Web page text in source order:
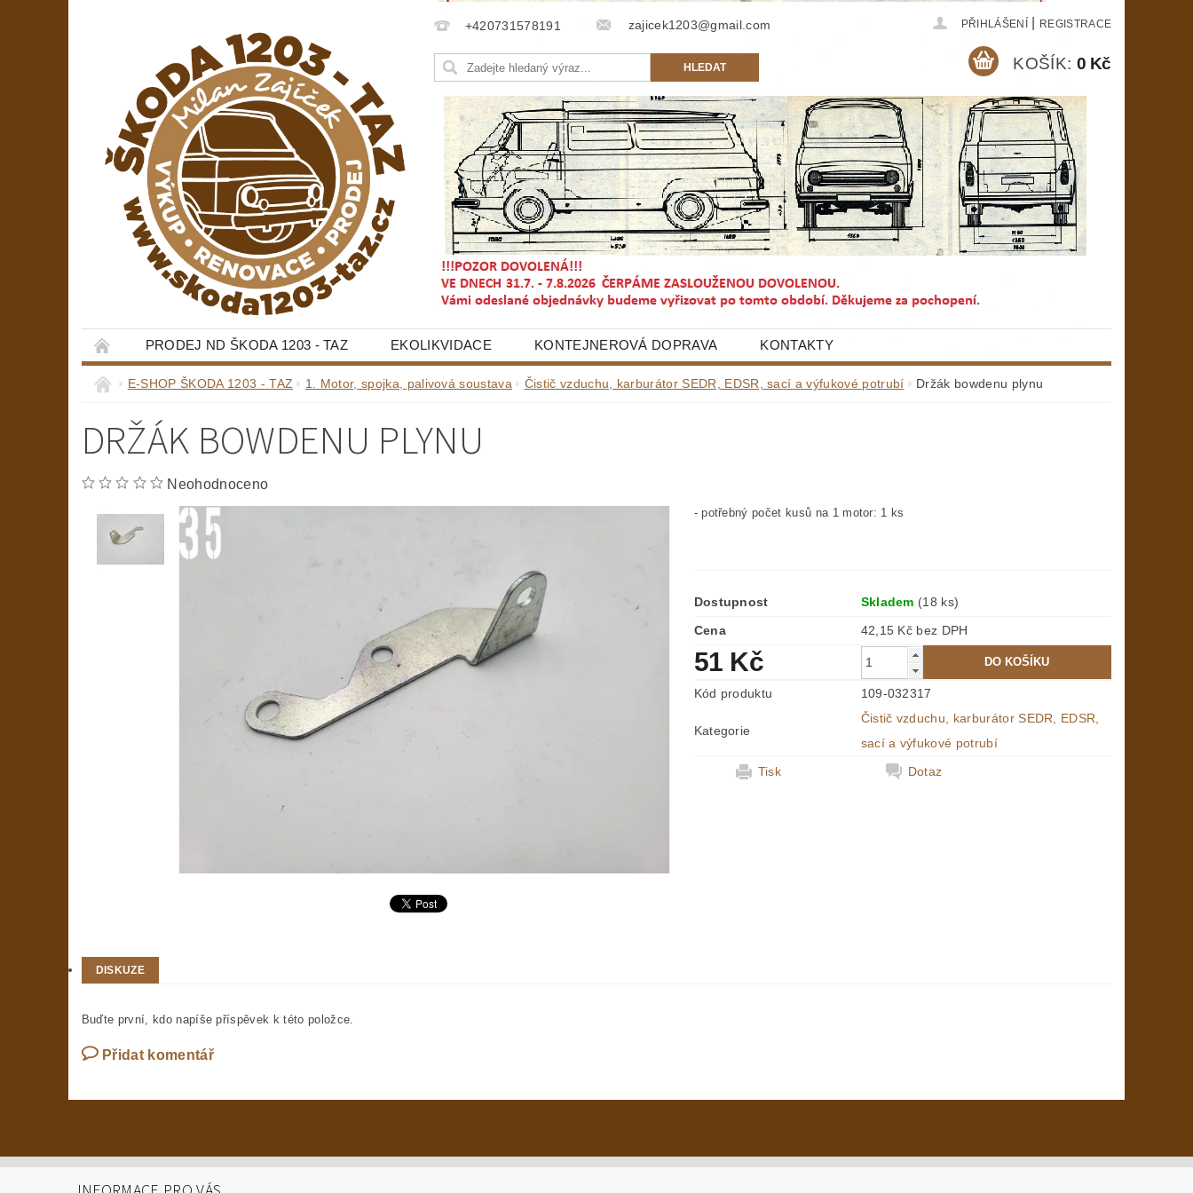
+420731578191 zajicek1203@gmail.com PŘIHLÁŠENÍ REGISTRACE
KOŠÍK: 0 Kč
PRODEJ ND ŠKODA 1203 - TAZ EKOLIKVIDACE KONTEJNEROVÁ DOPRAVA KONTAKTY
E-SHOP ŠKODA 1203 - TAZ 1. Motor, spojka, palivová soustava Čistič vzduchu, karburátor SEDR, EDSR, sací a výfukové potrubí Držák bowdenu plynu
DRŽÁK BOWDENU PLYNU
Neohodnoceno
- potřebný počet kusů na 1 motor: 1 ks
Dostupnost Skladem (18 ks)
Cena
42,15 Kč bez DPH
51 Kč
Kód produktu 109-032317
Kategorie
Čistič vzduchu, karburátor SEDR, EDSR,
sací a výfukové potrubí
Tisk
Dotaz
DISKUZE
Buďte první, kdo napíše příspěvek k této položce.
Přidat komentář